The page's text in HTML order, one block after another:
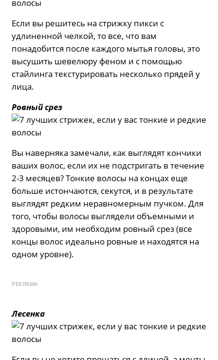
Если вы решитесь на стрижку пикси с
удлиненной челкой, то все, что вам
понадобится после каждого мытья головы, это
высушить шевелюру феном и с помощью
стайлинга текстурировать несколько прядей у
лица.
Ровный срез
Вы наверняка замечали, как выглядят кончики
ваших волос, если их не подстригать в течение
2-3 месяцев? Тонкие волосы на концах еще
больше истончаются, секутся, и в результате
выглядят редким неравномерным пучком. Для
того, чтобы волосы выглядели объемными и
здоровыми, им необходим ровный срез (все
концы волос идеально ровные и находятся на
одном уровне).
РЕКЛАМА
Лесенка